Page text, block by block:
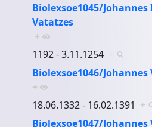
Biolexsoe1045/
Vatatzes
+
1192 - 3.11.1254 +
Biolexsoe1046/Johannes
+
18.06.1332 - 16.02.1391 +
Biolexsoe1047/